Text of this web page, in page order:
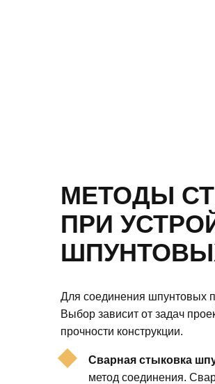
МЕТОДЫ
ПРИ
Для соединения шпунтовых
Выбор зависит от задач
прочности конструкции.
Сварная стыковка
метод соединения.